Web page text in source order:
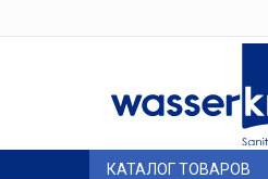
КАТАЛОГ ТОВАРОВ